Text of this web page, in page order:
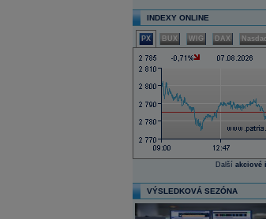
INDEXY ONLINE
PX BUX WIG DAX
Další akciové
VÝSLEDKOVÁ SEZÓNA